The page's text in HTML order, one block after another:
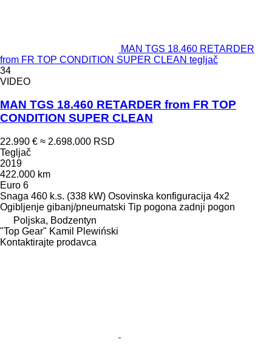
MAN TGS 18.460 RETARDER
from FR TOP CONDITION SUPER CLEAN tegljač
34
VIDEO
MAN TGS 18.460 RETARDER from FR TOP
CONDITION SUPER CLEAN
22.990 € ≈ 2.698.000 RSD
Tegljač
2019
422.000 km
Euro 6
Snaga 460 k.s. (338 kW) Osovinska konfiguracija 4x2
Ogibljenje gibanj/pneumatski Tip pogona zadnji pogon
Poljska, Bodzentyn
"Top Gear" Kamil Plewiński
Kontaktirajte prodavca